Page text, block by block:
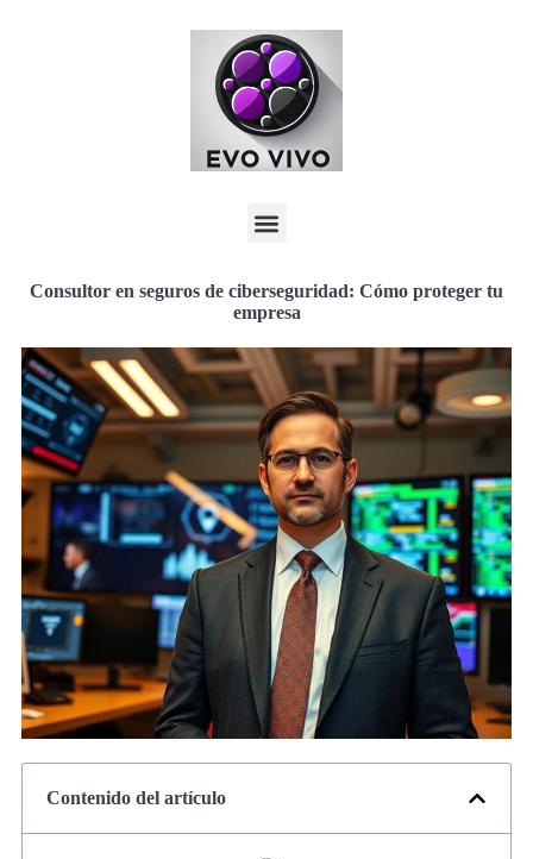
Consultor en seguros de ciberseguridad: Cómo proteger tu
empresa
Contenido del artículo